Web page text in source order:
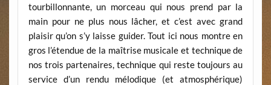
tourbillonnante, un morceau qui nous prend par la
main pour ne plus nous lâcher, et c’est avec grand
plaisir qu’on s’y laisse guider. Tout ici nous montre en
gros l’étendue de la maîtrise musicale et technique de
nos trois partenaires, technique qui reste toujours au
service d’un rendu mélodique (et atmosphérique)